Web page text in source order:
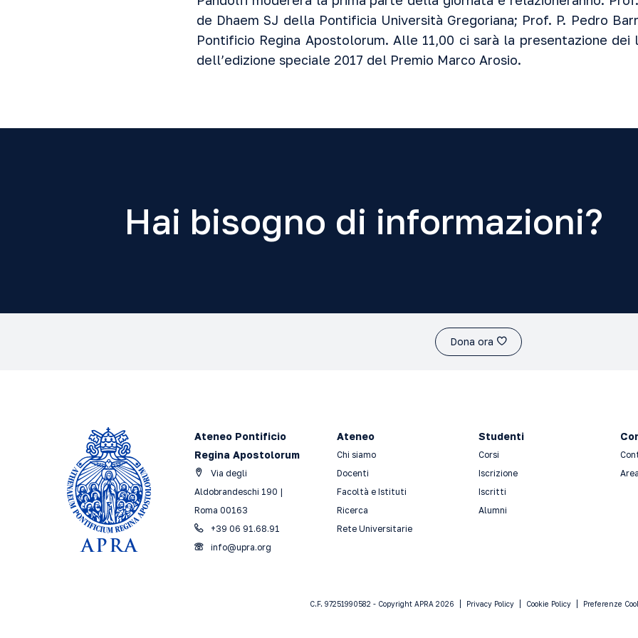
de Dhaem SJ della Pontificia Università Gregoriana; Prof. P. Pedro
Pontificio Regina Apostolorum. Alle 11,00 ci sarà la presentazione dei
dell’edizione speciale 2017 del Premio Marco Arosio.
Hai bisogno di informazioni?
Dona ora
Ateneo Pontificio
Regina Apostolorum
Via degli
Aldobrandeschi 190 |
Roma 00163
+39 06 91.68.91
info@upra.org
Ateneo
Chi siamo
Docenti
Facoltà e Istituti
Ricerca
Rete Universitarie
Studenti
Corsi
Iscrizione
Iscritti
Alumni
C.F. 97251990582 - Copyright APRA 2026 Privacy Policy Cookie Policy Preferenze